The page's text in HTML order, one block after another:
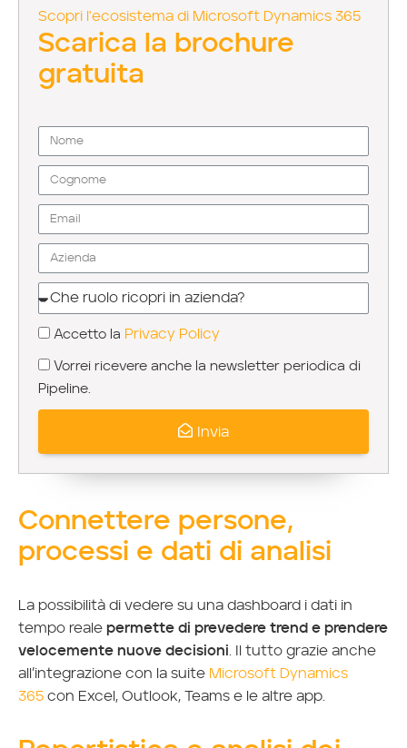
Scopri l'ecosistema di Microsoft Dynamics 365
Scarica la brochure
gratuita
Accetto la Privacy Policy
Vorrei ricevere anche la newsletter periodica di
Pipeline.
Invia
Connettere persone,
processi e dati di analisi
La possibilità di vedere su una dashboard i dati in
tempo reale permette di prevedere trend e prendere
velocemente nuove decisioni . Il tutto grazie anche
all’integrazione con la suite Microsoft Dynamics
365 con Excel, Outlook, Teams e le altre app.